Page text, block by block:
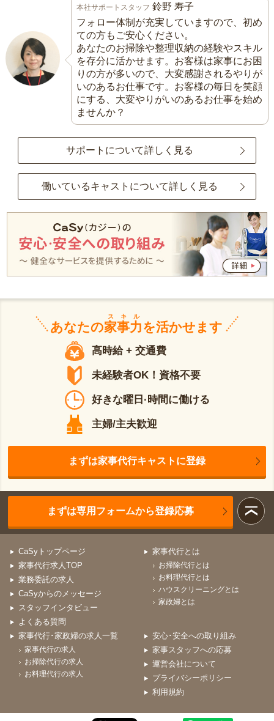
本社サポートスタッフ 鈴野 寿子
フォロー体制が充実していますので、初め
ての方もご安心ください。
あなたのお掃除や整理収納の経験やスキル
を存分に活かせます。お客様は家事にお困
りの方が多いので、大変感謝されるやりが
いのあるお仕事です。お客様の毎日を笑顔
にする、大変やりがいのあるお仕事を始め
ませんか？
サポートについて詳しく見る
働いているキャストについて詳しく見る
あなたの家事力
スキル
を活かせます
高時給 + 交通費
未経験者OK！資格不要
好きな曜日·時間に働ける
主婦/主夫歓迎
まずは家事代行キャストに登録
まずは専用フォームから登録応募
CaSyトップページ
家事代行求人TOP
業務委託の求人
CaSyからのメッセージ
スタッフインタビュー
よくある質問
家事代行とは
お掃除代行とは
お料理代行とは
ハウスクリーニングとは
家政婦とは
家事代行･家政婦の求人一覧
家事代行の求人
お掃除代行の求人
お料理代行の求人
安心･安全への取り組み
家事スタッフへの応募
運営会社について
プライバシーポリシー
利用規約